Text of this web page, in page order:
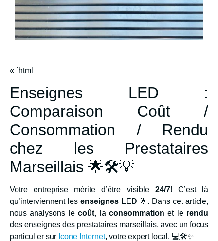
« `html
Enseignes LED :
Comparaison Coût /
Consommation / Rendu
chez les Prestataires
Marseillais 🌟🛠💡
Votre entreprise mérite d’être visible 24/7! C’est là
qu’interviennent les enseignes LED 🌟. Dans cet article,
nous analysons lecoût, la consommation et le rendu
des enseignes des prestataires marseillais, avec un focus
particulier sur Icone Internet, votre expert local. 💻🛠✨